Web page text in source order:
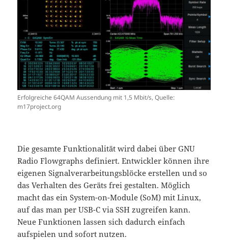
Erfolgreiche 64QAM Aussendung mit 1,5 Mbit/s, Quelle:
m17project.org
Die gesamte Funktionalität wird dabei über GNU
Radio Flowgraphs definiert. Entwickler können ihre
eigenen Signalverarbeitungsblöcke erstellen und so
das Verhalten des Geräts frei gestalten. Möglich
macht das ein System-on-Module (SoM) mit Linux,
auf das man per USB-C via SSH zugreifen kann.
Neue Funktionen lassen sich dadurch einfach
aufspielen und sofort nutzen.